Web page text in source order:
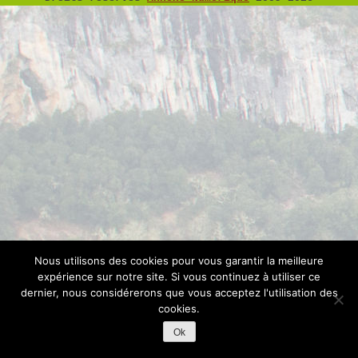
Nous utilisons des cookies pour vous garantir la meilleure
expérience sur notre site. Si vous continuez à utiliser ce
dernier, nous considérerons que vous acceptez l'utilisation des
cookies.
Ok